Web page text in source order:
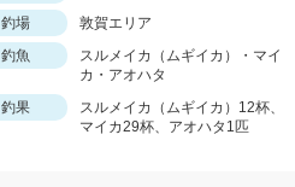
釣場
敦賀エリア
釣魚
スルメイカ（ムギイカ）・マイ
カ・アオハタ
釣果
スルメイカ（ムギイカ）12杯、
マイカ29杯、アオハタ1匹